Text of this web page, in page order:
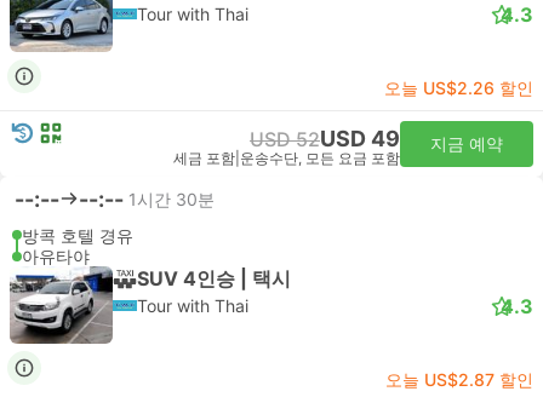
Tour with Thai 4.3
오늘 US$2.26 할인
USD 52USD 49
세금 포함 운송수단, 모든 요금 포함
지금 예약
--:-- --:-- 1시간 30분
방콕 호텔 경유
아유타야
SUV 4인승 | 택시
Tour with Thai 4.3
오늘 US$2.87 할인